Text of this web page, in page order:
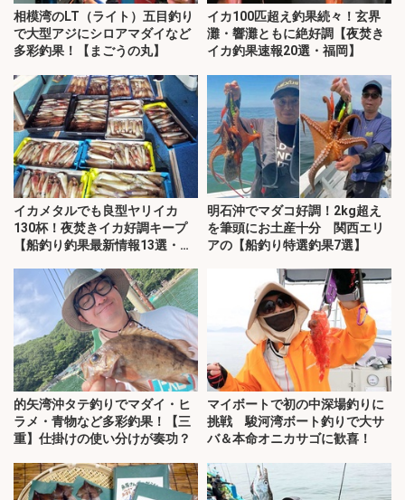
相模湾のLT（ライト）五目釣り
で大型アジにシロアマダイなど
多彩釣果！【まごうの丸】
イカ100匹超え釣果続々！玄界
灘・響灘ともに絶好調【夜焚き
イカ釣果速報20選・福岡】
イカメタルでも良型ヤリイカ
130杯！夜焚きイカ好調キープ
【船釣り釣果最新情報13選・玄
明石沖でマダコ好調！2kg超え
を筆頭にお土産十分 関西エリ
アの【船釣り特選釣果7選】
的矢湾沖タテ釣りでマダイ・ヒ
ラメ・青物など多彩釣果！【三
重】仕掛けの使い分けが奏功？
マイボートで初の中深場釣りに
挑戦 駿河湾ボート釣りで大サ
バ＆本命オニカサゴに歓喜！